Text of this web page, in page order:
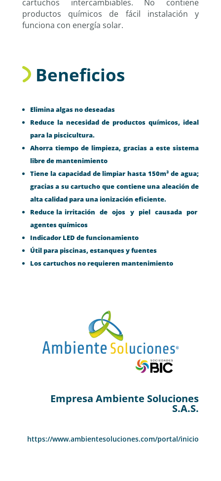
cartuchos intercambiables. No contiene
productos químicos de fácil instalación y
funciona con energía solar.
Beneficios
Elimina algas no deseadas
Reduce la necesidad de productos químicos, ideal
para la piscicultura.
Ahorra tiempo de limpieza, gracias a este sistema
libre de mantenimiento
Tiene la capacidad de limpiar hasta 150m³ de agua;
gracias a su cartucho que contiene una aleación de
alta calidad para una ionización eficiente.
Reduce la irritación de ojos y piel causada por
agentes químicos
Indicador LED de funcionamiento
Útil para piscinas, estanques y fuentes
Los cartuchos no requieren mantenimiento
Empresa Ambiente Soluciones
S.A.S.
https://www.ambientesoluciones.com/portal/inicio